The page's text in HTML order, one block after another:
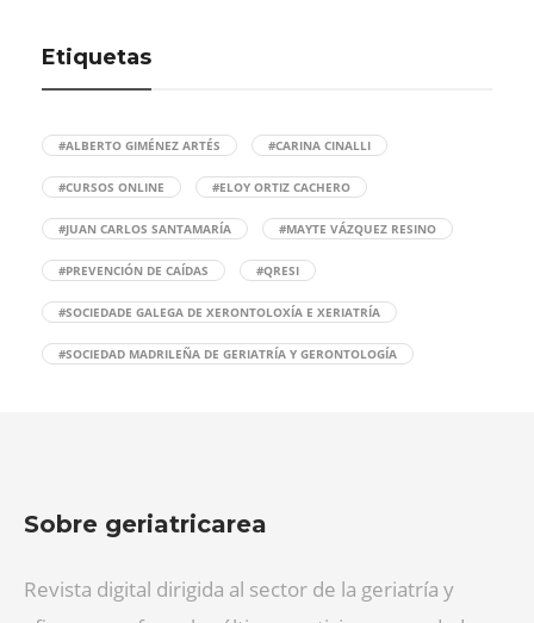
Etiquetas
#ALBERTO GIMÉNEZ ARTÉS #CARINA CINALLI
#CURSOS ONLINE #ELOY ORTIZ CACHERO
#JUAN CARLOS SANTAMARÍA #MAYTE VÁZQUEZ RESINO
#PREVENCIÓN DE CAÍDAS #QRESI
#SOCIEDADE GALEGA DE XERONTOLOXÍA E XERIATRÍA
#SOCIEDAD MADRILEÑA DE GERIATRÍA Y GERONTOLOGÍA
Sobre geriatricarea
Revista digital dirigida al sector de la geriatría y